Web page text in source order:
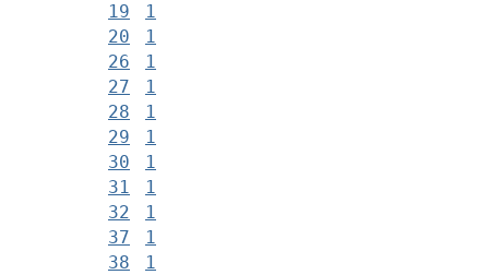
19
1
20
1
26
1
27
1
28
1
29
1
30
1
31
1
32
1
37
1
38
1